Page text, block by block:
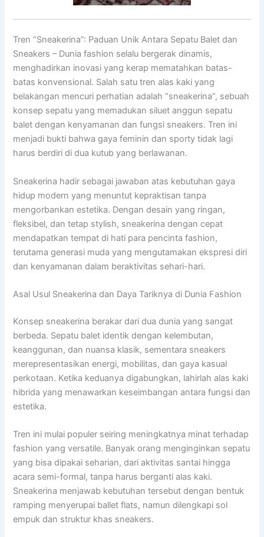
Tren “Sneakerina”: Paduan Unik Antara Sepatu Balet dan
Sneakers – Dunia fashion selalu bergerak dinamis,
menghadirkan inovasi yang kerap mematahkan batas-
batas konvensional. Salah satu tren alas kaki yang
belakangan mencuri perhatian adalah “sneakerina”, sebuah
konsep sepatu yang memadukan siluet anggun sepatu
balet dengan kenyamanan dan fungsi sneakers. Tren ini
menjadi bukti bahwa gaya feminin dan sporty tidak lagi
harus berdiri di dua kutub yang berlawanan.
Sneakerina hadir sebagai jawaban atas kebutuhan gaya
hidup modern yang menuntut kepraktisan tanpa
mengorbankan estetika. Dengan desain yang ringan,
fleksibel, dan tetap stylish, sneakerina dengan cepat
mendapatkan tempat di hati para pencinta fashion,
terutama generasi muda yang mengutamakan ekspresi diri
dan kenyamanan dalam beraktivitas sehari-hari.
Asal Usul Sneakerina dan Daya Tariknya di Dunia Fashion
Konsep sneakerina berakar dari dua dunia yang sangat
berbeda. Sepatu balet identik dengan kelembutan,
keanggunan, dan nuansa klasik, sementara sneakers
merepresentasikan energi, mobilitas, dan gaya kasual
perkotaan. Ketika keduanya digabungkan, lahirlah alas kaki
hibrida yang menawarkan keseimbangan antara fungsi dan
estetika.
Tren ini mulai populer seiring meningkatnya minat terhadap
fashion yang versatile. Banyak orang menginginkan sepatu
yang bisa dipakai seharian, dari aktivitas santai hingga
acara semi-formal, tanpa harus berganti alas kaki.
Sneakerina menjawab kebutuhan tersebut dengan bentuk
ramping menyerupai ballet flats, namun dilengkapi sol
empuk dan struktur khas sneakers.